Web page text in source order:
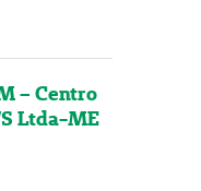
– Centro
Ltda-ME